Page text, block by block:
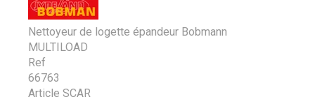
Nettoyeur de logette épandeur Bobmann
MULTILOAD
Ref
66763
Article SCAR